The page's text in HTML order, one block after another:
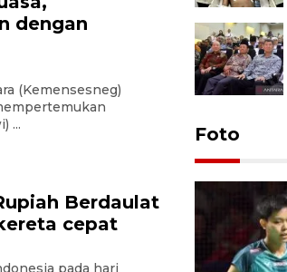
dengan
(Kemensesneg)
...
Berdaulat
cepat
pada hari
Foto